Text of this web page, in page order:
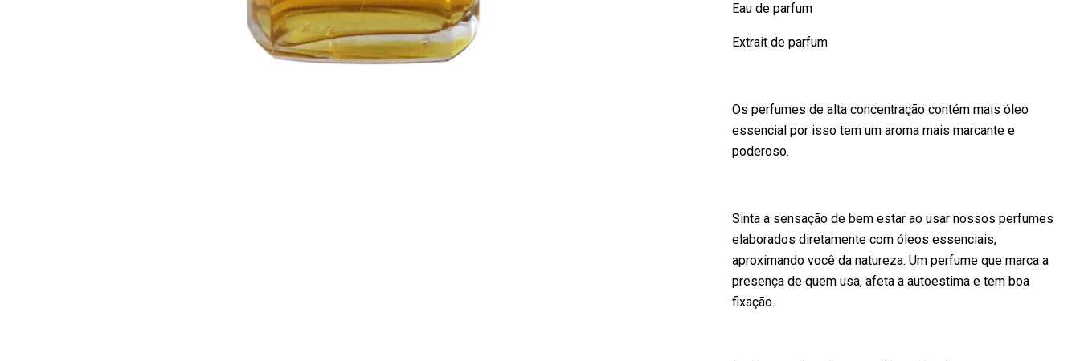
Eau de parfum
Extrait de parfum
Os perfumes de alta concentração contém mais óleo
essencial por isso tem um aroma mais marcante e
poderoso.
Sinta a sensação de bem estar ao usar nossos perfumes
elaborados diretamente com óleos essenciais,
aproximando você da natureza. Um perfume que marca a
presença de quem usa, afeta a autoestima e tem boa
fixação.